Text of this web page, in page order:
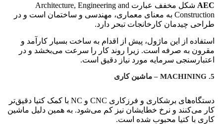
AEC
شکل مخفف عبارت Architecture, Engineering and
Construction به معنای معماری، مهندسی و ساختمان است و در
طراحی چیدمان کارخانجات تبحر دارد.
استفاده از این ماژول، پیش از اقدام به ساخت بسیار کارآمد و
مقرون به صرفه است. زیرا روند کار را سرعت می‌بخشد و در
اعتبارسنجی سرمایه مورد نیاز دقیق است.
5. MACHINING – ماشین کاری
دستگاه‌های برشکاری و فرزکاری CNC و NC با کمک کتیا دقیق‌تر
کار می‌کنند و نرخ خطایشان نیز کم می‌شود. به همین دلیل ماشین
کاری با کتیا محبوب شده است.